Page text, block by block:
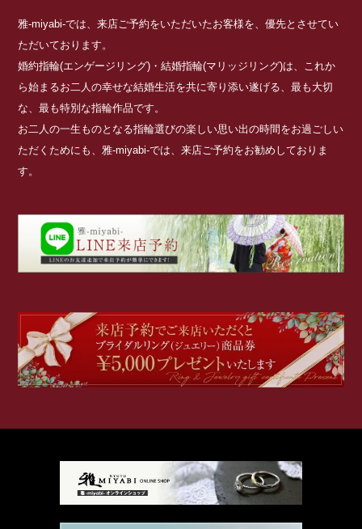
雅-miyabi-では、来店ご予約をいただいたお客様を、優先とさせてい
ただいております。
婚約指輪(エンゲージリング)・結婚指輪(マリッジリング)は、これか
ら始まるお二人の幸せな結婚生活を共に寄り添い遂げる、最も大切
な、最も特別な指輪作品です。
お二人の一生ものとなる指輪選びの楽しい思い出の時間をお過ごしい
ただくためにも、雅-miyabi-では、来店ご予約をお勧めしておりま
す。